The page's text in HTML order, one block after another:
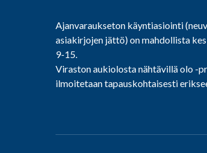
Ajanvaraukseton käyntiasiointi
asiakirjojen jättö) on mahdollista
9-15.
Viraston aukiolosta nähtävillä olo -
ilmoitetaan tapauskohtaisesti